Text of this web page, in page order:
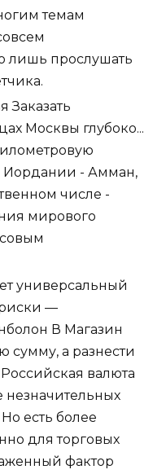
темам
лишь прослушать
Заказать
Москвы глубоко...
Иордании - Амман,
числе -
мирового
универсальный
—
В Магазин
сумму, а разнести
валюта
незначительных
есть более
для торговых
фактор